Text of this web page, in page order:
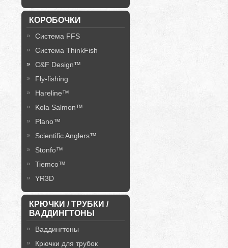
КОРОБОЧКИ
Система FFS
Система ThinkFish
C&F Design™
Fly-fishing
Hareline™
Kola Salmon™
Plano™
Scientific Anglers™
Stonfo™
Tiemco™
YR3D
КРЮЧКИ / ТРУБКИ /
ВАДДИНГТОНЫ
Ваддингтоны
Крючки для трубок